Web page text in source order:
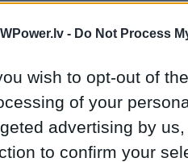
- Do Not Process
wish to opt-out of
of your
advertising by
to confirm your